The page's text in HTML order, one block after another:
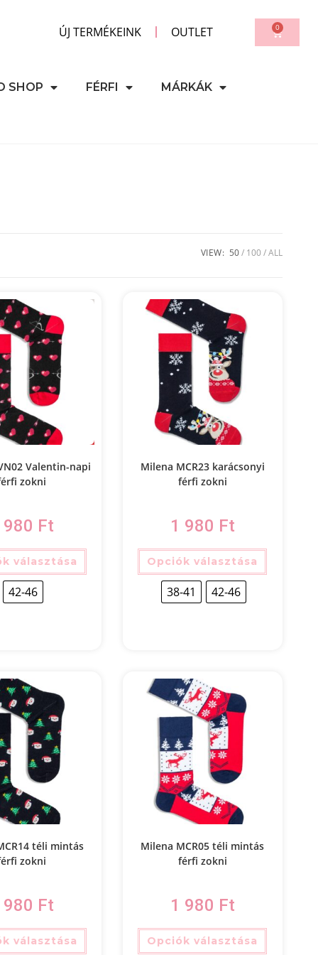
ÚJ TERMÉKEINK OUTLET 0
SHOP FÉRFI MÁRKÁK
VIEW: 50 100 ALL
Valentin-napi
zokni
980 Ft
választása
42-46
Milena MCR23 karácsonyi
férfi zokni
1 980 Ft
Opciók választása
38-41 42-46
téli mintás
zokni
980 Ft
választása
Milena MCR05 téli mintás
férfi zokni
1 980 Ft
Opciók választása